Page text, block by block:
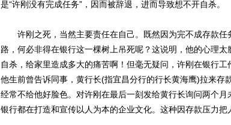
是“许刚没有完成任务”，因而被辞退，进而导致想不开自杀。
许刚之死，当然主要责任在自己。既然因为完不成存款任
路，何必非得在银行这一棵树上吊死呢？这说明，他的心理
自杀，给家里造成多大的痛苦啊！但毫无疑问，许刚在银行工
他生前曾告诉同事，黄行长(指宜昌分行的行长黄海鹰)拉来存
经常不给他好脸色。对许刚在最后一刻发给黄行长询问两个
银行都在打造和宣传以人为本的企业文化。这种因存款压力把